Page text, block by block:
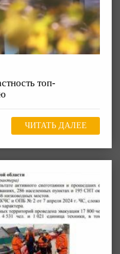
топ-
ЧИТАТЬ ДАЛЕЕ